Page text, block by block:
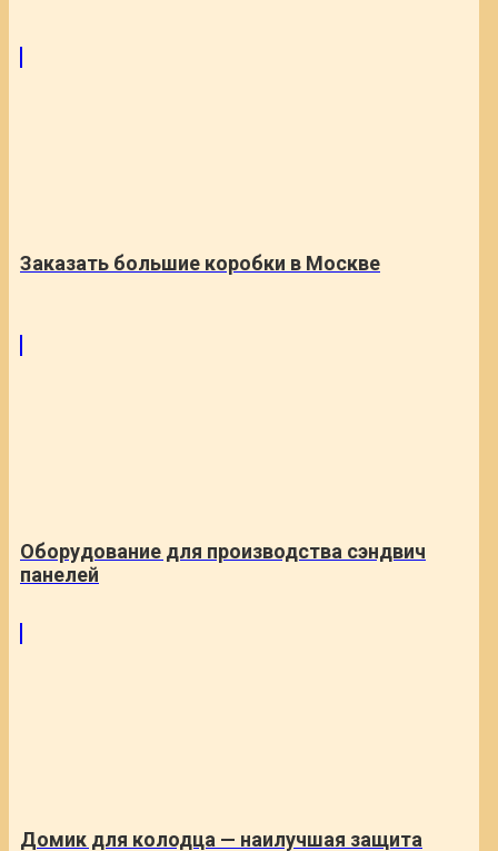
Заказать большие коробки в Москве
Оборудование для производства сэндвич
панелей
Домик для колодца — наилучшая защита